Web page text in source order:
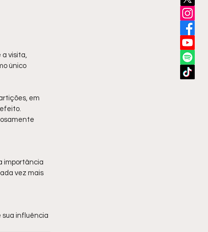
a visita,
único
em
importância
vez mais
sua influência